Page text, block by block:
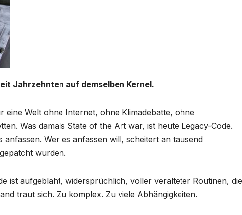
Jahrzehnten auf demselben Kernel.
eine Welt ohne Internet, ohne Klimadebatte, ohne
Was damals State of the Art war, ist heute Legacy-Code.
anfassen. Wer es anfassen will, scheitert an tausend
wurden.
ist aufgebläht, widersprüchlich, voller veralteter Routinen, die
traut sich. Zu komplex. Zu viele Abhängigkeiten.